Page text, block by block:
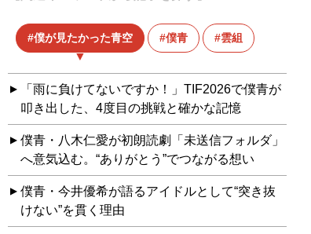
僕が見たかった青空 僕青 雲組
「雨に負けてないですか！」TIF2026で僕青が
叩き出した、4度目の挑戦と確かな記憶
僕青・八木仁愛が初朗読劇「未送信フォルダ」
へ意気込む。“ありがとう”でつながる想い
僕青・今井優希が語るアイドルとして“突き抜
けない”を貫く理由